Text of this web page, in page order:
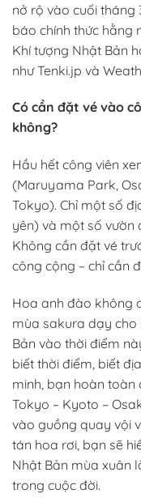
nở rộ vào cuối tháng
báo chính thức hằng
Khí tượng Nhật Bản
như Tenki.jp và
Có cần đặt vé vào
không?
Hầu hết công viên
(Maruyama Park,
Tokyo). Chỉ một số
yên) và một số vườn
Không cần đặt vé
công cộng – chỉ cần
Hoa anh đào không
mùa sakura dạy cho
Bản vào thời điểm
biết thời điểm, biết
minh, bạn hoàn toàn
Tokyo – Kyoto –
vào guồng quay vội
tán hoa rơi, bạn sẽ
Nhật Bản mùa xuân
trong cuộc đời.